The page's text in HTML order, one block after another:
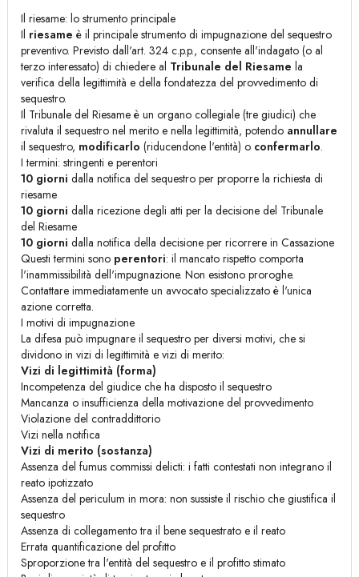
Il riesame: lo strumento principale
Il riesame è il principale strumento di impugnazione del sequestro
preventivo. Previsto dall'art. 324 c.p.p., consente all'indagato (o al
terzo interessato) di chiedere al Tribunale del Riesame la
verifica della legittimità e della fondatezza del provvedimento di
sequestro.
Il Tribunale del Riesame è un organo collegiale (tre giudici) che
rivaluta il sequestro nel merito e nella legittimità, potendo annullare
il sequestro, modificarlo (riducendone l'entità) o confermarlo.
I termini: stringenti e perentori
10 giorni dalla notifica del sequestro per proporre la richiesta di
riesame
10 giorni dalla ricezione degli atti per la decisione del Tribunale
del Riesame
10 giorni dalla notifica della decisione per ricorrere in Cassazione
Questi termini sono perentori: il mancato rispetto comporta
l'inammissibilità dell'impugnazione. Non esistono proroghe.
Contattare immediatamente un avvocato specializzato è l'unica
azione corretta.
I motivi di impugnazione
La difesa può impugnare il sequestro per diversi motivi, che si
dividono in vizi di legittimità e vizi di merito:
Vizi di legittimità (forma)
Incompetenza del giudice che ha disposto il sequestro
Mancanza o insufficienza della motivazione del provvedimento
Violazione del contraddittorio
Vizi nella notifica
Vizi di merito (sostanza)
Assenza del fumus commissi delicti: i fatti contestati non integrano il
reato ipotizzato
Assenza del periculum in mora: non sussiste il rischio che giustifica il
sequestro
Assenza di collegamento tra il bene sequestrato e il reato
Errata quantificazione del profitto
Sproporzione tra l'entità del sequestro e il profitto stimato